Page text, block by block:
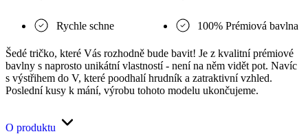
Rychle schne 100% Prémiová bavlna
Šedé tričko, které Vás rozhodně bude bavit! Je z kvalitní prémiové
bavlny s naprosto unikátní vlastností - není na něm vidět pot. Navíc
s výstřihem do V, které poodhalí hrudník a zatraktivní vzhled.
Poslední kusy k mání, výrobu tohoto modelu ukončujeme.
O produktu